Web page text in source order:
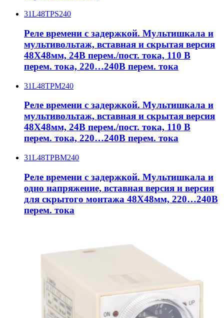
31L48TPS240
Реле времени с задержкой. Мультишкала и
мультивольтаж, вставная и скрытая версия
48X48мм, 24В перем./пост. тока, 110 В
перем. тока, 220…240В перем. тока
31L48TPM240
Реле времени с задержкой. Мультишкала и
мультивольтаж, вставная и скрытая версия
48X48мм, 24В перем./пост. тока, 110 В
перем. тока, 220…240В перем. тока
31L48TPBM240
Реле времени с задержкой. Мультишкала и
одно напряжение, вставная версия и версия
для скрытого монтажа 48X48мм, 220…240В
перем. тока